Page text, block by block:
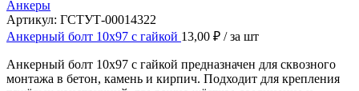
Анкеры
Артикул: ГСТУТ-00014322
Анкерный болт 10х97 с гайкой 13,00 ₽ / за шт
Анкерный болт 10х97 с гайкой предназначен для сквозного
монтажа в бетон, камень и кирпич. Подходит для крепления